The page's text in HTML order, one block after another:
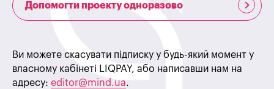
Допомогти проекту одноразово
Ви можете скасувати підписку у будь-який момент у
власному кабінеті LIQPAY, або написавши нам на
адресу: editor@mind.ua.